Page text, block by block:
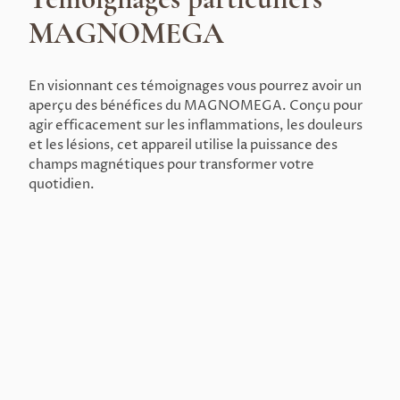
MAGNOMEGA
En visionnant ces témoignages vous pourrez avoir un
aperçu des bénéfices du MAGNOMEGA. Conçu pour
agir efficacement sur les inflammations, les douleurs
et les lésions, cet appareil utilise la puissance des
champs magnétiques pour transformer votre
quotidien.